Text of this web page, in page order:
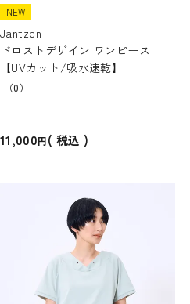
NEW
Jantzen
ドロストデザイン ワンピース
【UVカット/吸水速乾】
（0）
11,000 税込